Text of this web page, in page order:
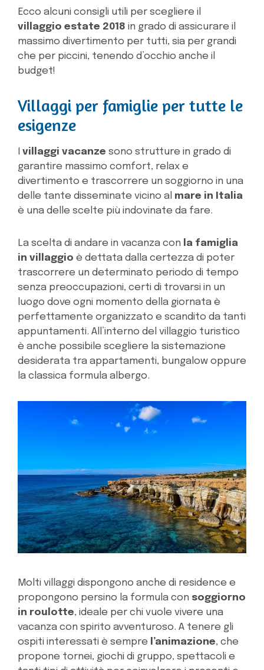
Ecco alcuni consigli utili per scegliere il
villaggio estate 2018 in grado di assicurare il
massimo divertimento per tutti, sia per grandi
che per piccini, tenendo d’occhio anche il
budget!
Villaggi per famiglie per tutte le
esigenze
villaggi vacanze sono strutture in grado di
garantire massimo comfort, relax e
divertimento e trascorrere un soggiorno in una
delle tante disseminate vicino al mare in Italia
è una delle scelte più indovinate da fare.
La scelta di andare in vacanza con
la famiglia
in villaggio è dettata dalla certezza di poter
trascorrere un determinato periodo di tempo
senza preoccupazioni, certi di trovarsi in un
luogo dove ogni momento della giornata è
perfettamente organizzato e scandito da tanti
appuntamenti. All’interno del villaggio turistico
è anche possibile scegliere la sistemazione
desiderata tra appartamenti, bungalow oppure
la classica formula albergo.
Molti villaggi dispongono anche di residence e
propongono persino la formula con soggiorno
in roulotte, ideale per chi vuole vivere una
vacanza con spirito avventuroso. A tenere gli
ospiti interessati è sempre
l’animazione, che
propone tornei, giochi di gruppo, spettacoli e